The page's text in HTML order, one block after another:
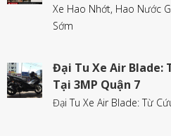
Xe Hao Nhớt, Hao Nước
Sớm
Đại Tu Xe Air Blade:
Tại 3MP Quận 7
Đại Tu Xe Air Blade: Từ